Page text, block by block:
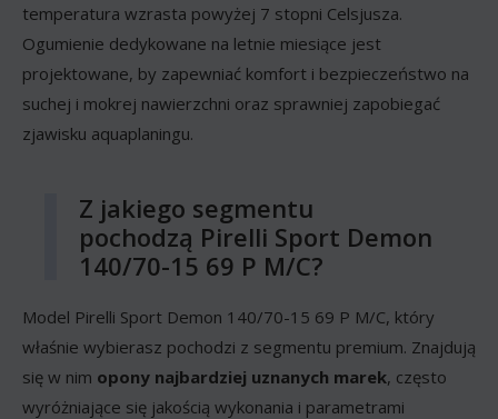
temperatura wzrasta powyżej 7 stopni Celsjusza.
Ogumienie dedykowane na letnie miesiące jest
projektowane, by zapewniać komfort i bezpieczeństwo na
suchej i mokrej nawierzchni oraz sprawniej zapobiegać
zjawisku aquaplaningu.
Z jakiego segmentu
pochodzą Pirelli Sport Demon
140/70-15 69 P M/C?
Model Pirelli Sport Demon 140/70-15 69 P M/C, który
właśnie wybierasz pochodzi z segmentu premium. Znajdują
się w nim opony najbardziej uznanych marek, często
wyróżniające się jakością wykonania i parametrami